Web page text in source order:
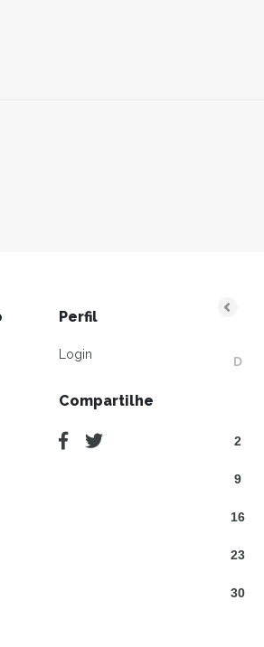
Perfil
Login
Compartilhe
D
2
9
16
23
30